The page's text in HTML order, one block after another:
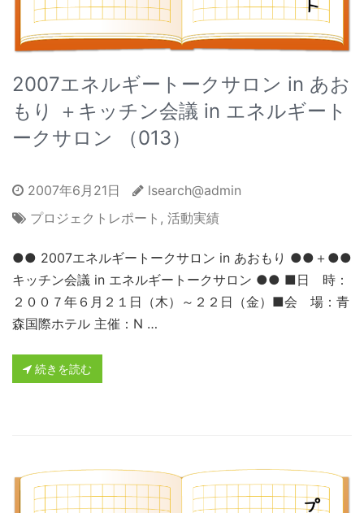
2007エネルギートークサロン in あお
もり ＋キッチン会議 in エネルギート
ークサロン （013）
2007年6月21日
lsearch@admin
プロジェクトレポート , 活動実績
●● 2007エネルギートークサロン in あおもり ●●＋●●
キッチン会議 in エネルギートークサロン ●● ■日 時：
２００７年６月２１日（木）～２２日（金）■会 場：青
森国際ホテル 主催：N …
続きを読む